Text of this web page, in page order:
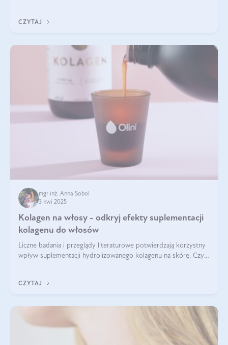
CZYTAJ
mgr inż. Anna Sobol
3 kwi 2025
Kolagen na włosy - odkryj efekty suplementacji
kolagenu do włosów
Liczne badania i przeglądy literaturowe potwierdzają korzystny
wpływ suplementacji hydrolizowanego kolagenu na skórę. Czy
CZYTAJ